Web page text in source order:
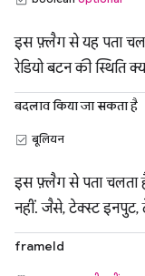
इस फ़्लैग से यह पता
रेडियो बटन की स्थिति
बदलाव किया जा सकता है
बूलियन
इस फ़्लैग से पता चलता
नहीं. जैसे, टेक्स्ट इनपुट,
frameId